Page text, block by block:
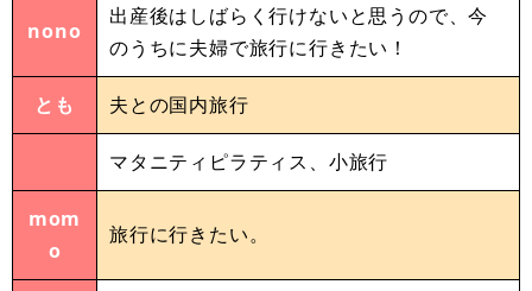
nono
出産後はしばらく行けないと思うので、今
のうちに夫婦で旅行に行きたい！
とも 夫との国内旅行
マタニティピラティス、小旅行
mom
o
旅行に行きたい。